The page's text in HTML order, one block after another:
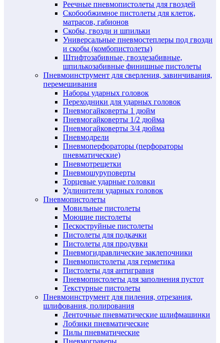
Реечные пневмопистолеты для гвоздей
Скобообжимное пистолеты для клеток,
матрасов, габионов
Скобы, гвозди и шпильки
Универсальные пневмостеплеры под гвозди
и скобы (комбопистолеты)
Штифтозабивные, гвоздезабивные,
шпилькозабивные финишные пистолеты
Пневмоинструмент для сверления, завинчивания,
перемешивания
Наборы ударных головок
Переходники для ударных головок
Пневмогайковерты 1 дюйм
Пневмогайковерты 1/2 дюйма
Пневмогайковерты 3/4 дюйма
Пневмодрели
Пневмоперфораторы (перфораторы
пневматические)
Пневмотрещетки
Пневмошуруповерты
Торцевые ударные головки
Удлинители ударных головок
Пневмопистолеты
Мовильные пистолеты
Моющие пистолеты
Пескоструйные пистолеты
Пистолеты для подкачки
Пистолеты для продувки
Пневмогидравлические заклепочники
Пневмопистолеты для герметика
Пистолеты для антигравия
Пневмопистолеты для заполнения пустот
Текстурные пистолеты
Пневмоинструмент для пиления, отрезания,
шлифования, полирования
Ленточные пневматические шлифмашинки
Лобзики пневматические
Пилы пневматические
Пневмограверы